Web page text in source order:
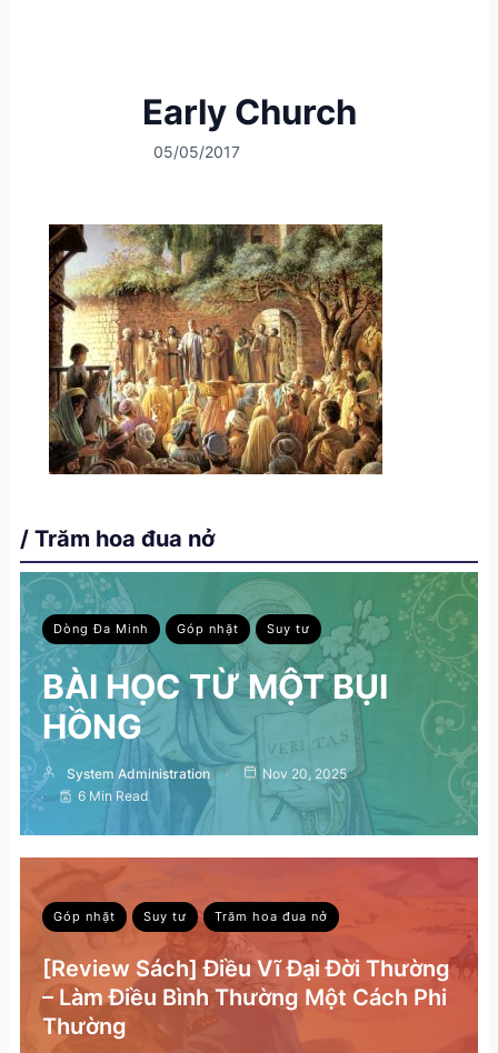
Early Church
05/05/2017
/ Trăm hoa đua nở
Dòng Đa Minh Góp nhặt Suy tư
BÀI HỌC TỪ MỘT BỤI
HỒNG
System Administration
Nov 20, 2025
6 Min Read
Góp nhặt Suy tư Trăm hoa đua nở
[Review Sách] Điều Vĩ Đại Đời Thường
– Làm Điều Bình Thường Một Cách Phi
Thường